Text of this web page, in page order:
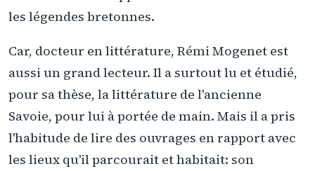
les légendes bretonnes.
Car, docteur en littérature, Rémi Mogenet est
aussi un grand lecteur. Il a surtout lu et étudié,
pour sa thèse, la littérature de l'ancienne
Savoie, pour lui à portée de main. Mais il a pris
l'habitude de lire des ouvrages en rapport avec
les lieux qu'il parcourait et habitait: son